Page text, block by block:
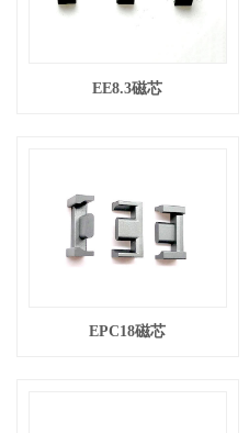
EE8.3磁芯
EPC18磁芯